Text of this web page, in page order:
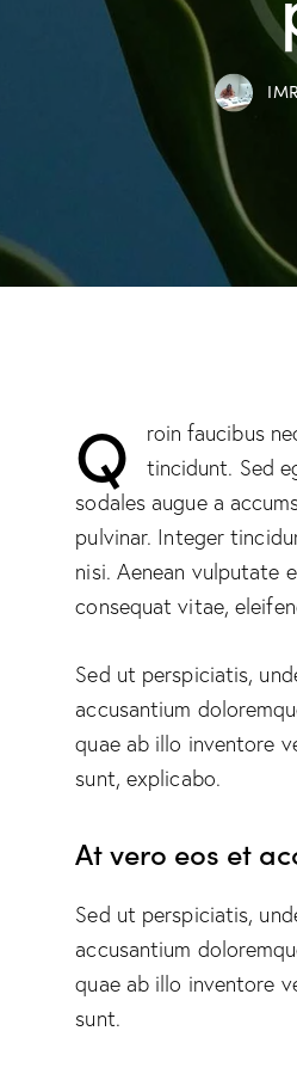
Q
roin faucibus
tincidunt. Sed
sodales augue a
pulvinar. Integer
nisi. Aenean vulputate
consequat vitae,
Sed ut perspiciatis,
accusantium
quae ab illo inventore
sunt, explicabo.
At vero eos et
Sed ut perspiciatis,
accusantium
quae ab illo inventore
sunt.